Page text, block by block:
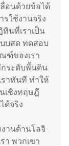
อนด้วยข้อได้
รใช้งานจริง
นที่เราเป็น
บสด ทดสอบ
ฑ์ของเรา
กระดับพื้นดิน
ราทันที ทำให้
เชิงทฤษฎี
ด้จริง
านด้านโลจิ
า พวกเขา